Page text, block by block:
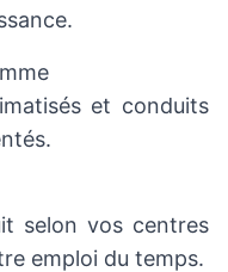
et conduits
selon vos centres
emploi du temps.